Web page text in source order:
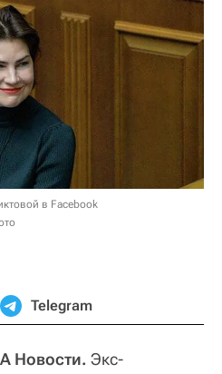
в Facebook
Telegram
Новости. Экс-